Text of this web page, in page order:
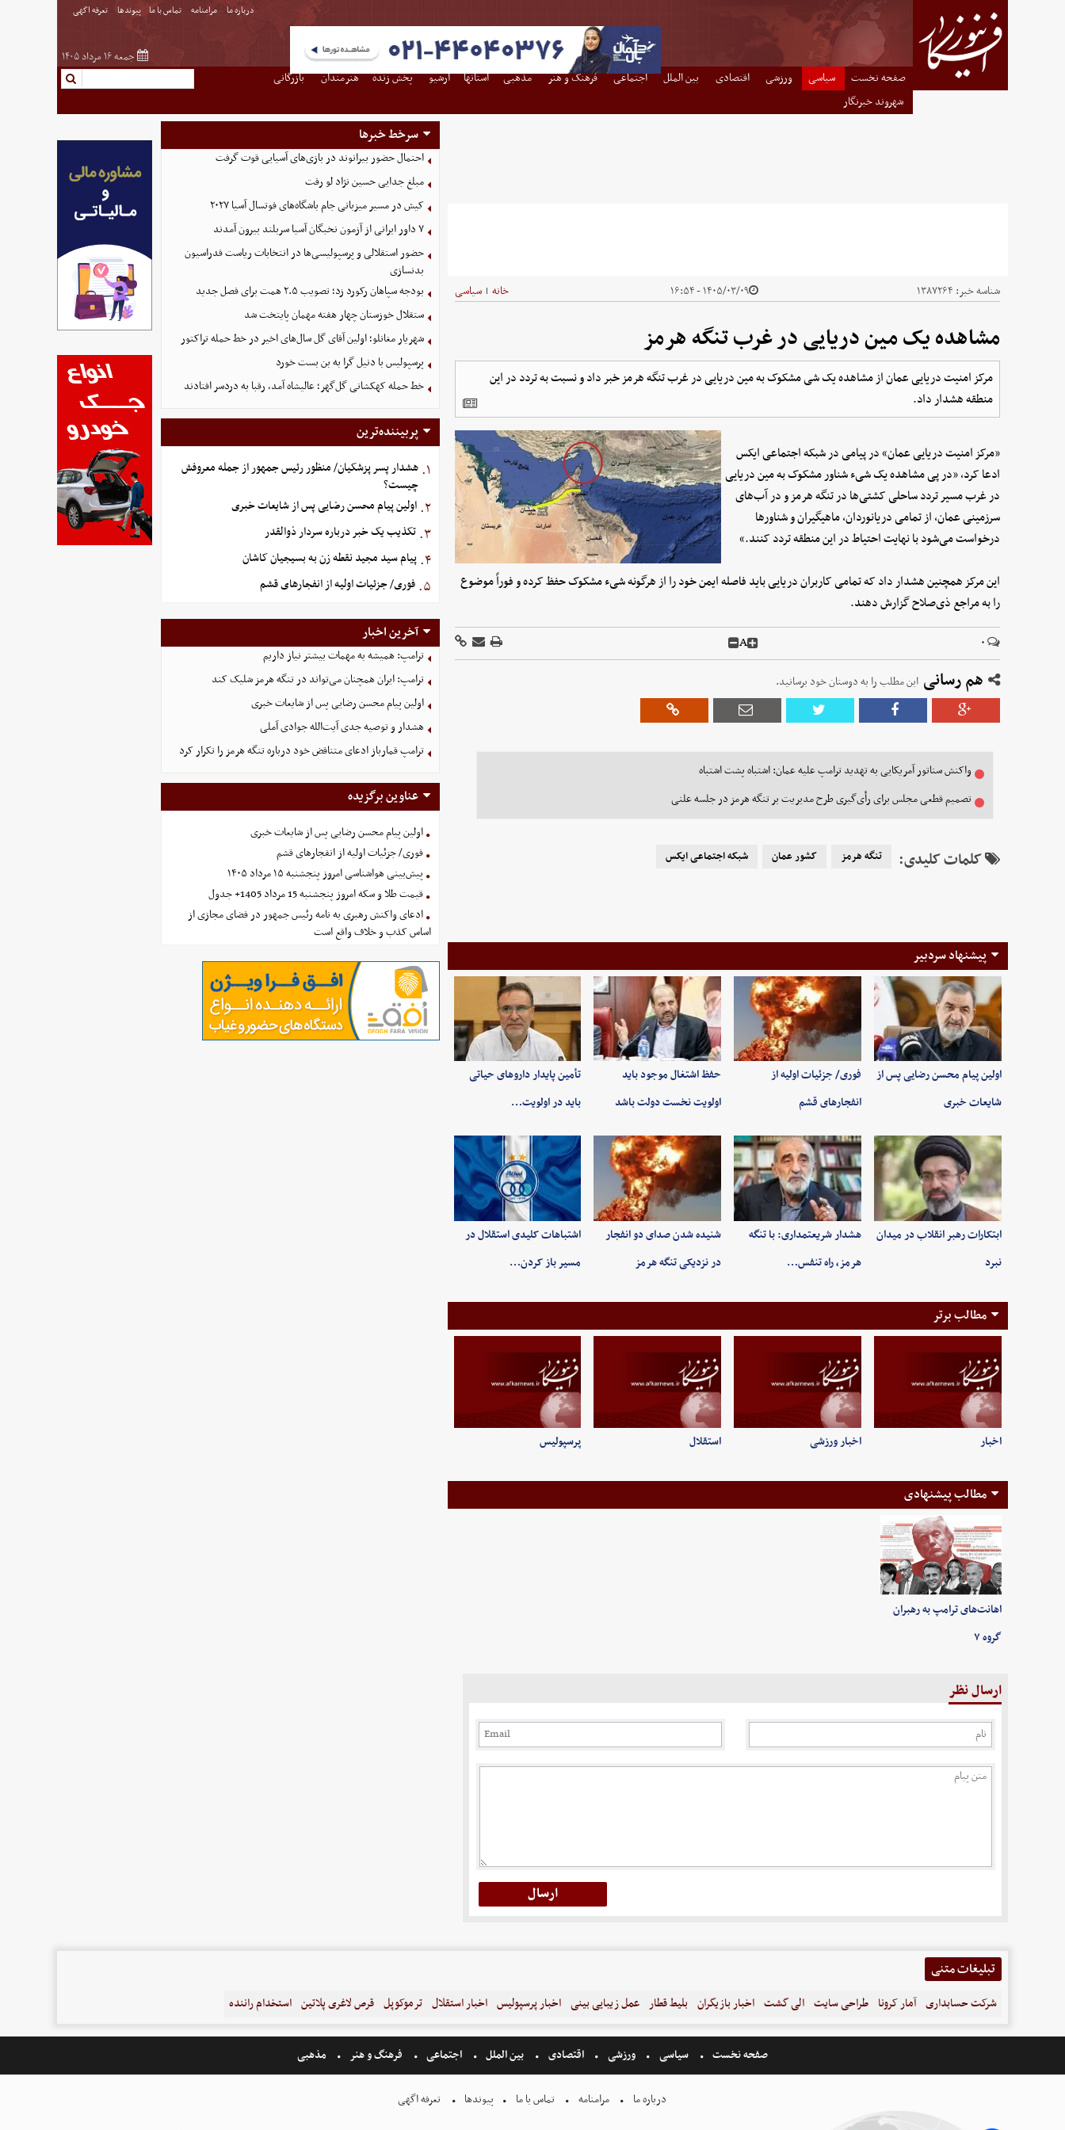
درباره ما مرامنامه تماس با ما پیوندها تعرفه اگهی
جمعه ۱۶ مرداد ۱۴۰۵
صفحه نخست سیاسی ورزشی اقتصادی بین الملل اجتماعی فرهنگ و هنر مذهبی استانها آرشیو پخش زنده هنرمندان
بازرگانی
شهروند خبرنگار
شناسه خبر: ۱۳۸۷۲۶۴ ۱۴۰۵/۰۳/۰۹ - ۱۶:۵۴ خانه | سیاسی
مشاهده یک مین دریایی در غرب تنگه هرمز
مرکز امنیت دریایی عمان از مشاهده یک شی مشکوک به مین دریایی در غرب تنگه هرمز خبر داد و نسبت به تردد در این
منطقه هشدار داد.
«مرکز امنیت دریایی عمان» در پیامی در شبکه اجتماعی ایکس
ادعا کرد، «در پی مشاهده یک شیء شناور مشکوک به مین دریایی
در غرب مسیر تردد ساحلی کشتی‌ها در تنگه هرمز و در آب‌های
سرزمینی عمان، از تمامی دریانوردان، ماهیگیران و شناورها
درخواست می‌شود با نهایت احتیاط در این منطقه تردد کنند.»
این مرکز همچنین هشدار داد که تمامی کاربران دریایی باید فاصله ایمن خود را از هرگونه شیء مشکوک حفظ کرده و فوراً موضوع
را به مراجع ذی‌صلاح گزارش دهند.
۰ A
هم رسانی این مطلب را به دوستان خود برسانید.
واکنش سناتور آمریکایی به تهدید ترامپ علیه عمان: اشتباه پشت اشتباه
تصمیم قطعی مجلس برای رأی‌گیری طرح مدیریت بر تنگه هرمز در جلسه علنی
کلمات کلیدی: تنگه هرمز کشور عمان شبکه اجتماعی ایکس
پیشنهاد سردبیر
اولین پیام محسن رضایی پس از
شایعات خبری
فوری/ جزئیات اولیه از
انفجارهای قشم
حفظ اشتغال موجود باید
اولویت نخست دولت باشد
تأمین پایدار داروهای حیاتی
باید در اولویت…
ابتکارات رهبر انقلاب در میدان
نبرد
هشدار شریعتمداری: با تنگه
هرمز، راه تنفس…
شنیده شدن صدای دو انفجار
در نزدیکی تنگه هرمز
اشتباهات کلیدی استقلال در
مسیر باز کردن…
مطالب برتر
اخبار اخبار ورزشی استقلال پرسپولیس
مطالب پیشنهادی
اهانت‌های ترامپ به رهبران
گروه ۷
ارسال نظر
سرخط خبرها
احتمال حضور بیرانوند در بازی‌های آسیایی قوت گرفت
مبلغ جدایی حسین نژاد لو رفت
کیش در مسیر میزبانی جام باشگاه‌های فوتسال آسیا ۲۰۲۷
۷ داور ایرانی از آزمون نخبگان آسیا سربلند بیرون آمدند
حضور استقلالی و پرسپولیسی‌ها در انتخابات ریاست فدراسیون
بدنسازی
بودجه سپاهان رکورد زد؛ تصویب ۲.۵ همت برای فصل جدید
ستقلال خوزستان چهار هفته مهمان پایتخت شد
شهریار مغانلو؛ اولین آقای گل سال‌های اخیر در خط حمله تراکتور
پرسپولیس با دنیل گرا به بن بست خورد
خط حمله کهکشانی گل‌گهر؛ عالیشاه آمد، رقبا به دردسر افتادند
پربیننده‌ترین
۱. هشدار پسر پزشکیان/ منظور رئیس جمهور از جمله معروفش
چیست؟
۲. اولین پیام محسن رضایی پس از شایعات خبری
۳. تکذیب یک خبر درباره سردار ذوالقدر
۴. پیام سید مجید نقطه زن به بسیجیان کاشان
۵. فوری/ جزئیات اولیه از انفجارهای قشم
آخرین اخبار
ترامپ: همیشه به مهمات بیشتر نیاز داریم
ترامپ: ایران همچنان می‌تواند در تنگه هرمز شلیک کند
اولین پیام محسن رضایی پس از شایعات خبری
هشدار و توصیه جدی آیت‌الله جوادی آملی
ترامپ قمارباز ادعای متناقض خود درباره تنگه هرمز را تکرار کرد
عناوین برگزیده
اولین پیام محسن رضایی پس از شایعات خبری
فوری/ جزئیات اولیه از انفجارهای قشم
پیش‌بینی هواشناسی امروز پنجشنبه ۱۵ مرداد ۱۴۰۵
قیمت طلا و سکه امروز پنجشنبه 15 مرداد 1405+ جدول
ادعای واکنش رهبری به نامه رئیس جمهور در فضای مجازی از
اساس کذب و خلاف واقع است
تبلیغات متنی
شرکت حسابداری آمار کرونا طراحی سایت الی گشت اخبار بازیگران بلیط قطار عمل زیبایی بینی اخبار پرسپولیس اخبار استقلال ترموکوپل قرص لاغری پلاتین استخدام راننده
صفحه نخست سیاسی ورزشی اقتصادی بین الملل اجتماعی فرهنگ و هنر مذهبی
درباره ما مرامنامه تماس با ما پیوندها تعرفه اگهی